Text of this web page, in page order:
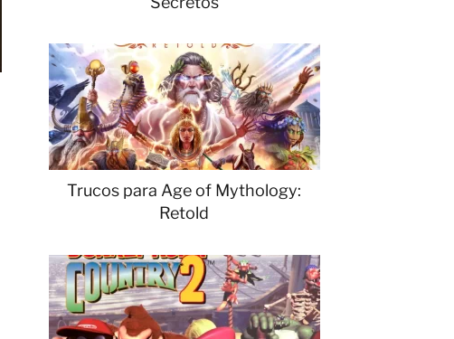
Trucos para Age of Mythology:
Retold